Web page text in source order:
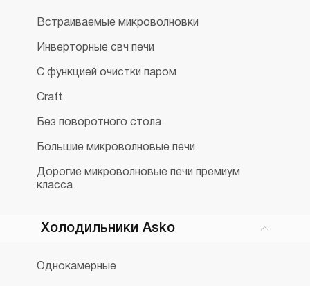
Встраиваемые микроволновки
Инверторные свч печи
С функцией очистки паром
Craft
Без поворотного стола
Большие микроволновые печи
Дорогие микроволновые печи премиум
класса
Холодильники Asko
Однокамерные